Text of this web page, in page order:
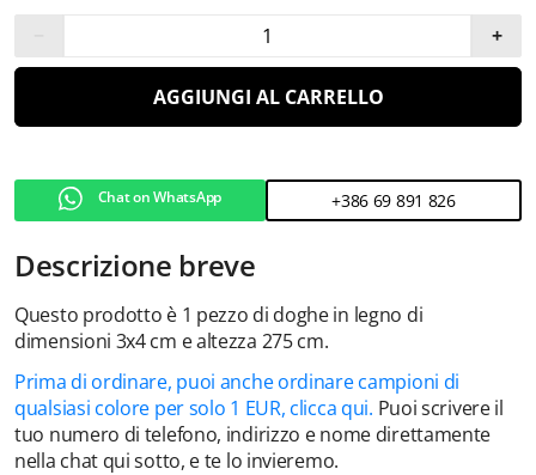
+
AGGIUNGI AL CARRELLO
Chat on WhatsApp +386 69 891 826
Descrizione breve
Questo prodotto è 1 pezzo di doghe in legno di
dimensioni 3x4 cm e altezza 275 cm.
Prima di ordinare, puoi anche ordinare campioni di
qualsiasi colore per solo 1 EUR, clicca qui. Puoi scrivere il
tuo numero di telefono, indirizzo e nome direttamente
nella chat qui sotto, e te lo invieremo.